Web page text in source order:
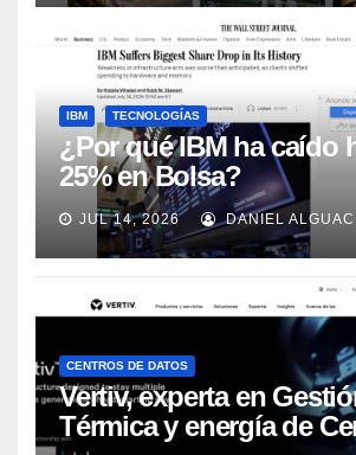
IBM TECNOLOGÍAS
¿Por qué IBM ha caído
25% en Bolsa?
JUL 14, 2026 DANIEL
CENTROS DE DATOS
Vertiv, experta en
Térmica y energía de